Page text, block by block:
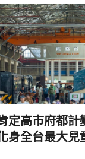
定高市府都計
身全台最大兒